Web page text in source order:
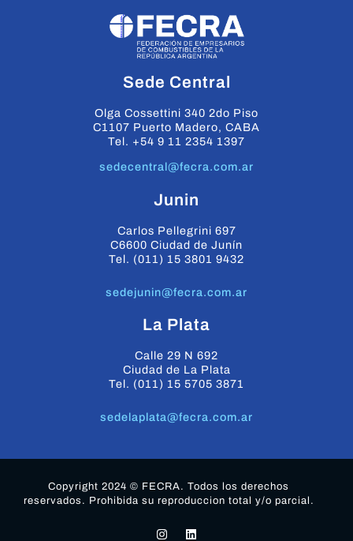
Sede Central
Olga Cossettini 340 2do Piso
C1107 Puerto Madero, CABA
Tel. +54 9 11 2354 1397
sedecentral@fecra.com.ar
Junin
Carlos Pellegrini 697
C6600 Ciudad de Junín
Tel. (011) 15 3801 9432
sedejunin@fecra.com.ar
La Plata
Calle 29 N 692
Ciudad de La Plata
Tel. (011) 15 5705 3871
sedelaplata@fecra.com.ar
Copyright 2024 © FECRA. Todos los derechos
reservados. Prohibida su reproduccion total y/o parcial.